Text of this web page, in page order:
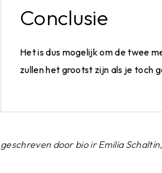
Conclusie
Het is dus mogelijk om de twee
zullen het grootst zijn als je toch
geschreven door bio ir Emilia